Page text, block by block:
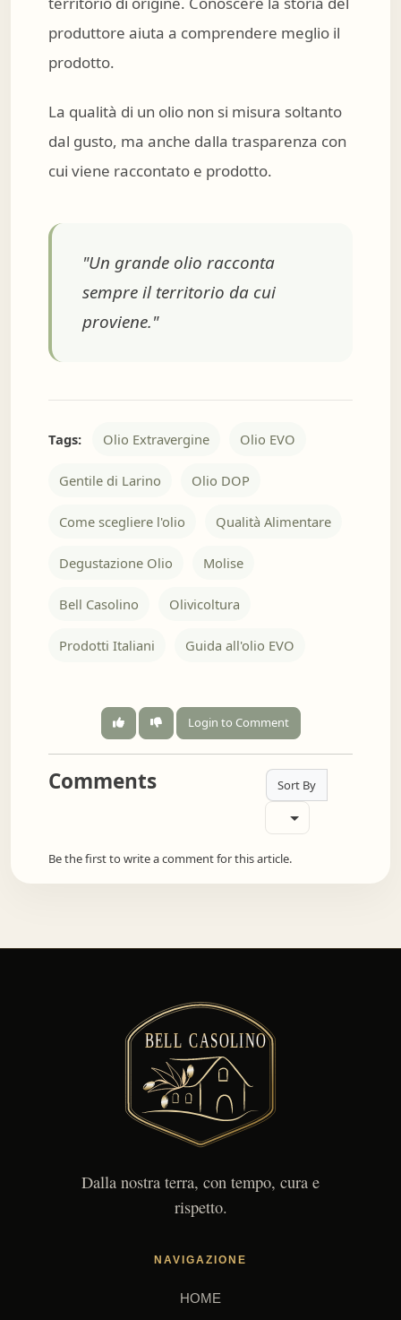
produttore aiuta a comprendere meglio il
prodotto.
La qualità di un olio non si misura soltanto
dal gusto, ma anche dalla trasparenza con
cui viene raccontato e prodotto.
"Un grande olio racconta
sempre il territorio da cui
proviene."
Tags: Olio Extravergine Olio EVO
Gentile di Larino Olio DOP
Come scegliere l'olio Qualità Alimentare
Degustazione Olio Molise
Bell Casolino Olivicoltura
Prodotti Italiani Guida all'olio EVO
Login to Comment
Comments Sort By
Be the first to write a comment for this article.
Dalla nostra terra, con tempo, cura e
rispetto.
NAVIGAZIONE
HOME